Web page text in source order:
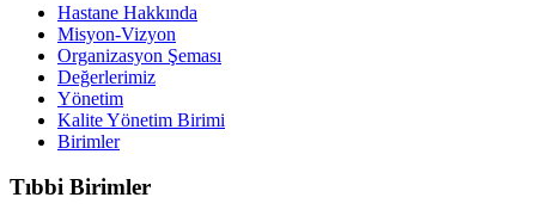
Hastane Hakkında
Misyon-Vizyon
Organizasyon Şeması
Değerlerimiz
Yönetim
Kalite Yönetim Birimi
Birimler
Tıbbi Birimler